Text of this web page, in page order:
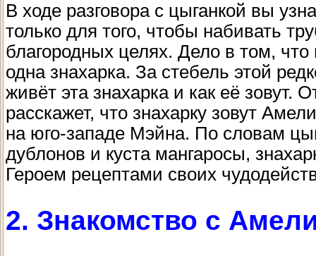
В ходе разговора с цыганкой вы
только для того, чтобы набивать
благородных целях. Дело в том,
одна знахарка. За стебель этой
живёт эта знахарка и как её зовут.
расскажет, что знахарку зовут
на юго-западе Мэйна. По словам
дублонов и куста мангаросы,
Героем рецептами своих
2. Знакомство с